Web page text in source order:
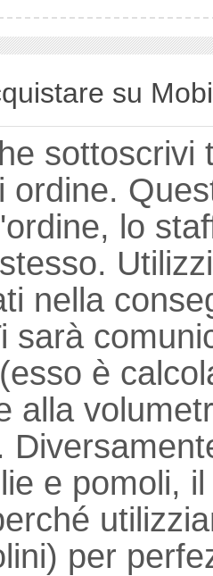
su
sottoscrivi
ordine.
lo
nella
sarà
è
alla
e pomoli,
per